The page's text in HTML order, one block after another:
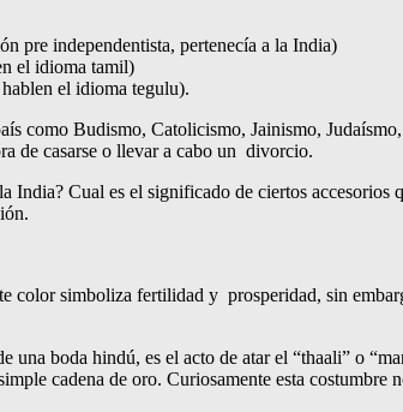
pre independentista, pertenecía a la India)
el idioma tamil)
el idioma tegulu).
como Budismo, Catolicismo, Jainismo,
de casarse o llevar a cabo un divorcio.
Cual es el significado de ciertos
color simboliza fertilidad y prosperidad, sin
boda hindú, es el acto de atar el “thaali” o
cadena de oro. Curiosamente esta